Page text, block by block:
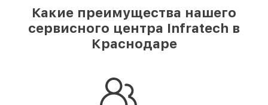
Какие преимущества нашего
сервисного центра Infratech в
Краснодаре